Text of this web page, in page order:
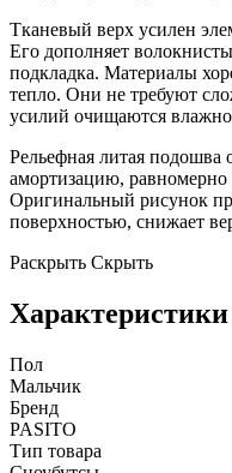
Тканевый верх усилен
Его дополняет
подкладка. Материалы
тепло. Они не требуют
усилий очищаются
Рельефная литая подошва
амортизацию, равномерно
Оригинальный рисунок
поверхностью, снижает
Раскрыть Скрыть
Характеристики
Пол
Мальчик
Бренд
PASITO
Тип товара